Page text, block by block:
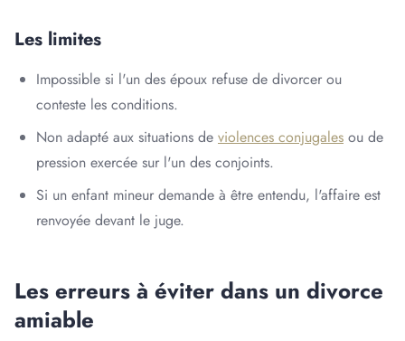
Les limites
Impossible si l'un des époux refuse de divorcer ou
conteste les conditions.
Non adapté aux situations de violences conjugales ou de
pression exercée sur l'un des conjoints.
Si un enfant mineur demande à être entendu, l'affaire est
renvoyée devant le juge.
Les erreurs à éviter dans un divorce
amiable